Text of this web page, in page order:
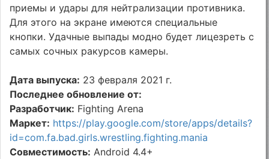
приемы и удары для нейтрализации противника.
Для этого на экране имеются специальные
кнопки. Удачные выпады модно будет лицезреть с
самых сочных ракурсов камеры.
Дата выпуска: 23 февраля 2021 г.
Последнее обновление от:
Разработчик: Fighting Arena
Маркет: https://play.google.com/store/apps/details?
id=com.fa.bad.girls.wrestling.fighting.mania
Совместимость: Android 4.4+